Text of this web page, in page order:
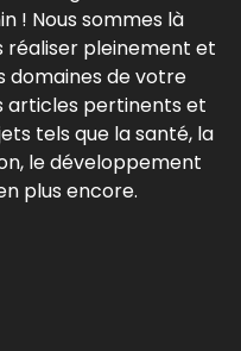
! Nous sommes là
réaliser pleinement et
domaines de votre
articles pertinents et
tels que la santé, la
le développement
plus encore.